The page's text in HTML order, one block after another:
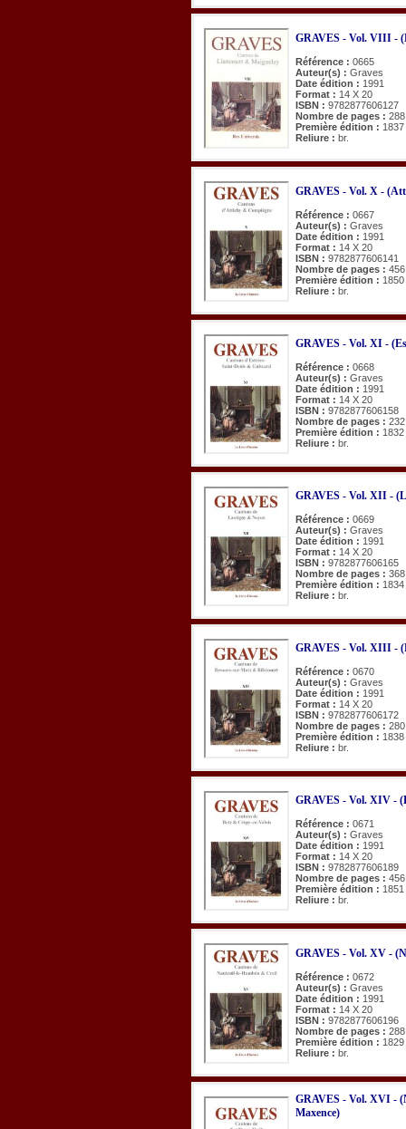
GRAVES - Vol. VIII -
Référence : 0665
Auteur(s) : Graves
Date édition : 1991
Format : 14 X 20
ISBN : 9782877606127
Nombre de pages : 288
Première édition : 1837
Reliure : br.
GRAVES - Vol. X -
Référence : 0667
Auteur(s) : Graves
Date édition : 1991
Format : 14 X 20
ISBN : 9782877606141
Nombre de pages : 456
Première édition :
Reliure : br.
GRAVES - Vol. XI -
Référence : 0668
Auteur(s) : Graves
Date édition : 1991
Format : 14 X 20
ISBN : 9782877606158
Nombre de pages : 232
Première édition : 1832
Reliure : br.
GRAVES - Vol. XII -
Référence : 0669
Auteur(s) : Graves
Date édition : 1991
Format : 14 X 20
ISBN : 9782877606165
Nombre de pages : 368
Première édition : 1834
Reliure : br.
GRAVES - Vol. XIII -
Référence : 0670
Auteur(s) : Graves
Date édition : 1991
Format : 14 X 20
ISBN : 9782877606172
Nombre de pages : 280
Première édition : 1838
Reliure : br.
GRAVES - Vol. XIV -
Référence : 0671
Auteur(s) : Graves
Date édition : 1991
Format : 14 X 20
ISBN : 9782877606189
Nombre de pages : 456
Première édition :
Reliure : br.
GRAVES - Vol. XV -
Référence : 0672
Auteur(s) : Graves
Date édition : 1991
Format : 14 X 20
ISBN : 9782877606196
Nombre de pages : 288
Première édition : 1829
Reliure : br.
GRAVES - Vol. XVI -
Maxence)